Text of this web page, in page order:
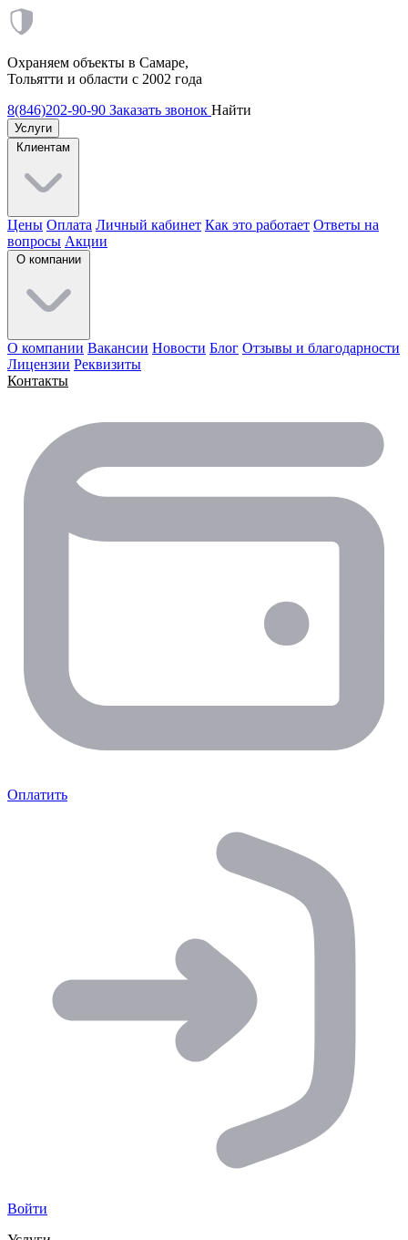
Охраняем объекты в Самаре,
Тольятти и области с 2002 года
8(846)202-90-90 Заказать звонок Найти
Услуги
Клиентам
Цены Оплата Личный кабинет Как это работает Ответы на
вопросы Акции
О компании
О компании Вакансии Новости Блог Отзывы и благодарности
Лицензии Реквизиты
Контакты
Оплатить
Войти